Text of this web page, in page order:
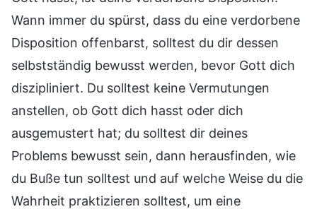
Wann immer du spürst, dass du eine verdorbene
Disposition offenbarst, solltest du dir dessen
selbstständig bewusst werden, bevor Gott dich
diszipliniert. Du solltest keine Vermutungen
anstellen, ob Gott dich hasst oder dich
ausgemustert hat; du solltest dir deines
Problems bewusst sein, dann herausfinden, wie
du Buße tun solltest und auf welche Weise du die
Wahrheit praktizieren solltest, um eine